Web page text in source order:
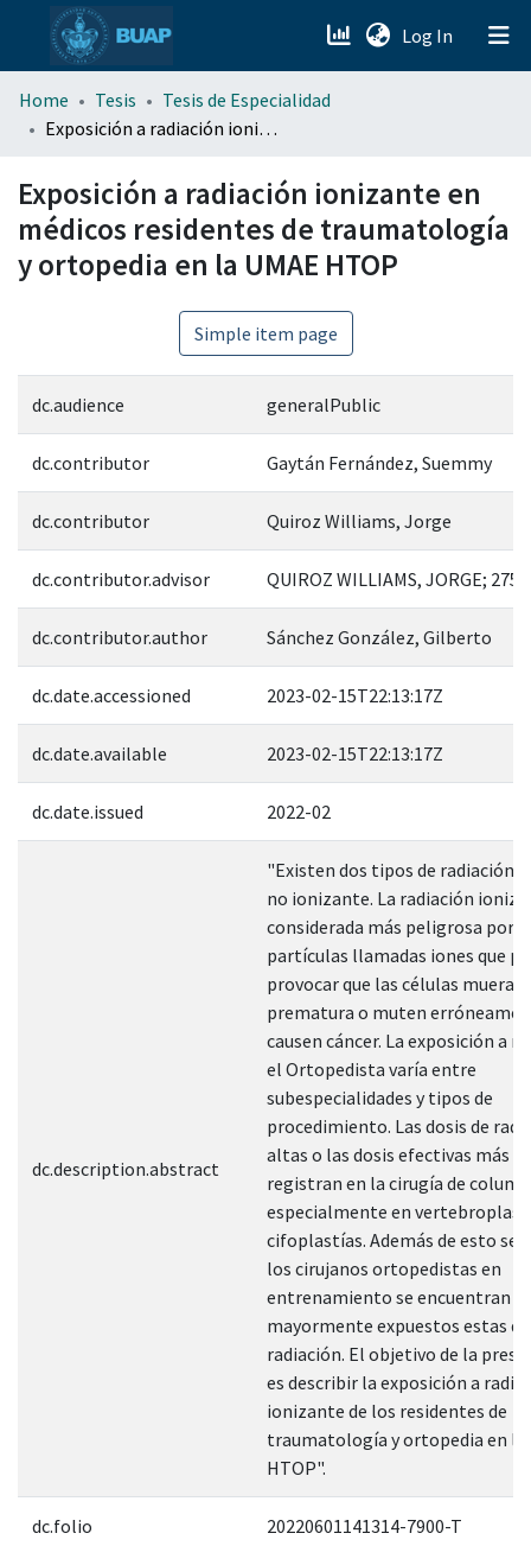
Log In (current)
menu.section.about_menu
Home Tesis
Tesis de Especialidad
Exposición a radiación ionizante en médicos residentes de traumatología y ortopedia en la UMAE HTOP
Exposición a radiación ionizante en
médicos residentes de traumatología
y ortopedia en la UMAE HTOP
Simple item page
dc.audience generalPublic
dc.contributor Gaytán Fernández, Suemmy
dc.contributor Quiroz Williams, Jorge
dc.contributor.advisor QUIROZ WILLIAMS, JORGE;
dc.contributor.author Sánchez González, Gilberto
dc.date.accessioned 2023-02-15T22:13:17Z
dc.date.available 2023-02-15T22:13:17Z
dc.date.issued 2022-02
dc.description.abstract
"Existen dos tipos de radiación:
no ionizante. La radiación
considerada más peligrosa
partículas llamadas iones que
provocar que las células
prematura o muten
causen cáncer. La exposición a
el Ortopedista varía entre
subespecialidades y tipos de
procedimiento. Las dosis de
altas o las dosis efectivas más
registran en la cirugía de
especialmente en
cifoplastías. Además de esto se
los cirujanos ortopedistas en
entrenamiento se encuentran
mayormente expuestos estas
radiación. El objetivo de la
es describir la exposición a
ionizante de los residentes de
traumatología y ortopedia en la
HTOP".
dc.folio 20220601141314-7900-T